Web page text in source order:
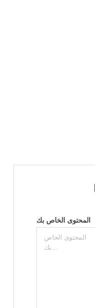
المحتوى الخاص بك